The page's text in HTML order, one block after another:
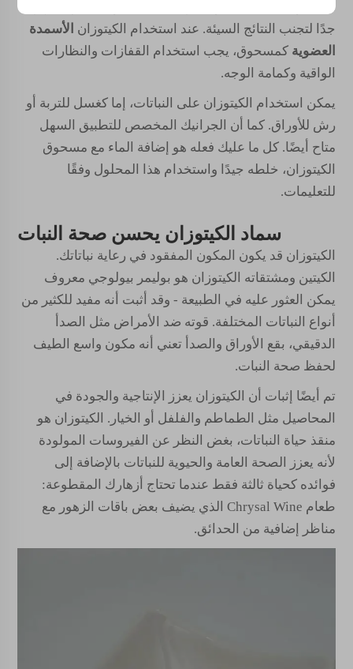
الحدائق الخاصة بك هو الأهم. اتخاذ الخطوات اللازمة مهم
جدًا لتجنب النتائج السيئة. عند استخدام الكيتوزان الأسمدة
العضوية كمسحوق، يجب استخدام القفازات والنظارات
الواقية وكمامة الوجه.
يمكن استخدام الكيتوزان على النباتات، إما كغسل للتربة أو
رش للأوراق. كما أن الجرانيك المخصص للتطبيق السهل
متاح أيضًا. كل ما عليك فعله هو إضافة الماء مع مسحوق
الكيتوزان، خلطه جيدًا واستخدام هذا المحلول وفقًا
للتعليمات.
سماد الكيتوزان يحسن صحة النبات
الكيتوزان قد يكون المكون المفقود في رعاية نباتاتك.
الكيتين ومشتقاته الكيتوزان هو بوليمر بيولوجي معروف
يمكن العثور عليه في الطبيعة - وقد أثبت أنه مفيد للكثير من
أنواع النباتات المختلفة. قوته ضد الأمراض مثل الصدأ
الدقيقي، بقع الأوراق والصدأ تعني أنه مكون واسع الطيف
لحفظ صحة النبات.
تم أيضًا إثبات أن الكيتوزان يعزز الإنتاجية والجودة في
المحاصيل مثل الطماطم والفلفل أو الخيار. الكيتوزان هو
منقذ حياة النباتات، بغض النظر عن الفيروسات المولودة
لأنه يعزز الصحة العامة والحيوية للنباتات بالإضافة إلى
فوائده كحياة ثالثة فقط عندما تحتاج أزهارك المقطوعة:
طعام Chrysal Wine الذي يضيف بعض باقات الزهور مع
مناظر إضافية من الحدائق.